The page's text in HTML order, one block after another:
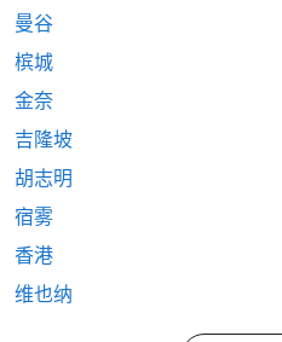
曼谷
槟城
金奈
吉隆坡
胡志明
宿雾
香港
维也纳